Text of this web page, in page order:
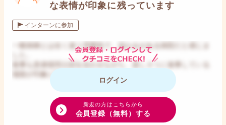
な表情が印象に残っています
インターンに参加
一般病棟とは全く違う雰囲気で、温かみがある病院だと感じま
食事も患者様同士顔を合わせながら、楽しそうに食事している
場面が印象に残っています。
ログイン
新規の方はこちらから
会員登録（無料）する